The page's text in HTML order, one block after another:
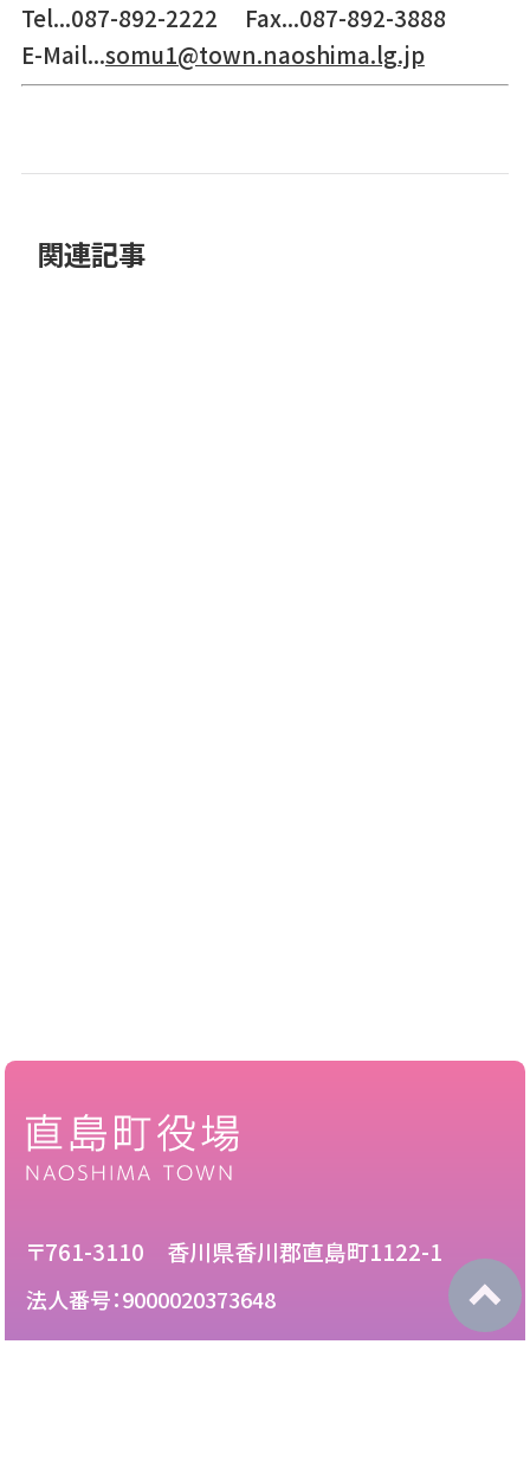
Tel...087-892-2222 Fax...087-892-3888
E-Mail...somu1@town.naoshima.lg.jp
関連記事
〒761-3110 香川県香川郡直島町1122-1
法人番号：9000020373648